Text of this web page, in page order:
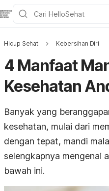
Hidup Sehat Kebersihan Diri
4 Manfaat
Kesehatan
Banyak yang
kesehatan, mulai dari
dengan tepat, mandi
selengkapnya mengenai
bawah ini.